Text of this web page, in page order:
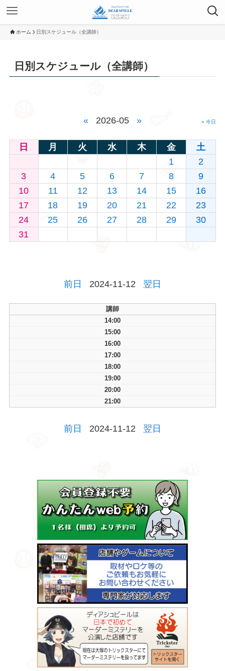
ホーム 日別スケジュール（全講師）
日別スケジュール（全講師）
« 2026-05 » » 今日
日 月 火 水 木 金
土
1
2
3
4 5 6 7 8
9
10
11 12 13 14 15
16
17
18 19 20 21 22
23
24
25 26 27 28 29
30
31
前日 2024-11-12 翌日
講師
14:00
15:00
16:00
17:00
18:00
19:00
20:00
21:00
前日 2024-11-12 翌日